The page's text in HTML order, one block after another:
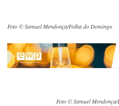
Foto © Samuel Mendonça/Folha do Domingo
Foto © Samuel